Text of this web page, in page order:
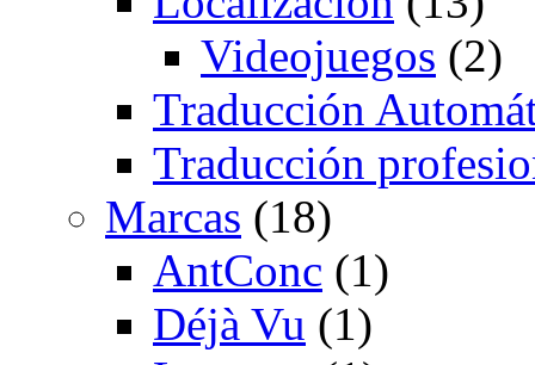
Videojuegos (2)
Traducción
Traducción
Marcas (18)
AntConc (1)
Déjà Vu (1)